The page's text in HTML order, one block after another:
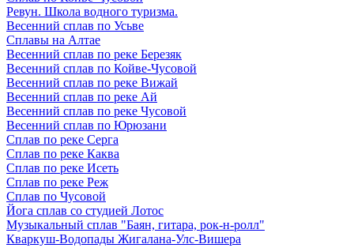
Ревун. Школа водного туризма.
Весенний сплав по Усьве
Сплавы на Алтае
Весенний сплав по реке Березяк
Весенний сплав по Койве-Чусовой
Весенний сплав по реке Вижай
Весенний сплав по реке Ай
Весенний сплав по реке Чусовой
Весенний сплав по Юрюзани
Сплав по реке Серга
Сплав по реке Каква
Сплав по реке Исеть
Сплав по реке Реж
Сплав по Чусовой
Йога сплав со студией Лотос
Музыкальный сплав "Баян, гитара, рок-н-ролл"
Кваркуш-Водопады Жигалана-Улс-Вишера